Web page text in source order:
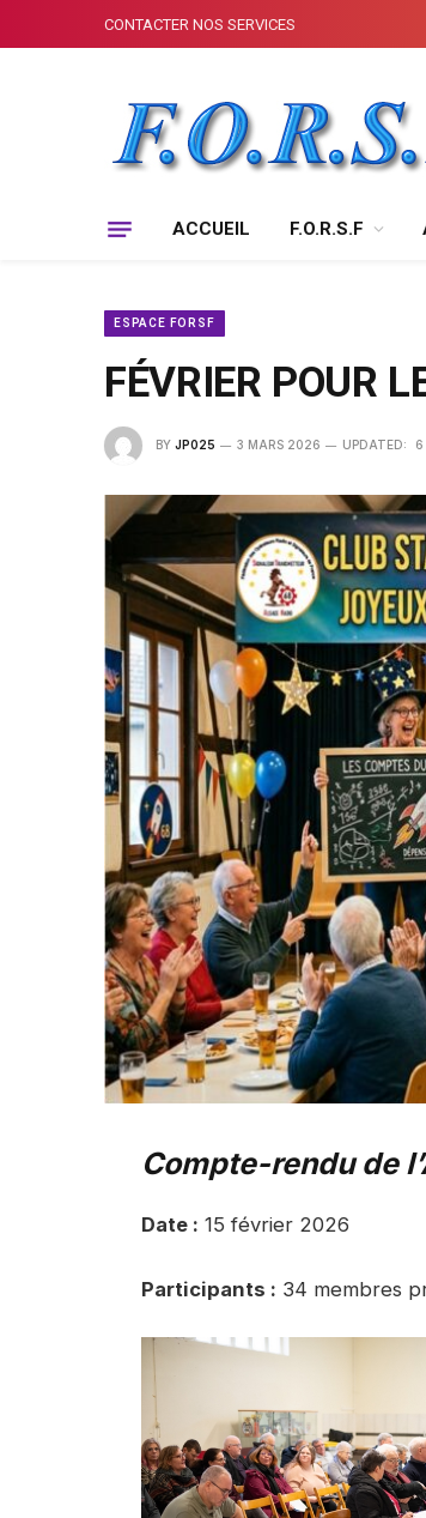
CONTACTER NOS SERVICES
ACCUEIL F.O.R.S.F
ESPACE FORSF
FÉVRIER POUR
BY JP025 3 MARS 2026 UPDATED: 6
Compte-rendu de
Date : 15 février 2026
Participants : 34 membres